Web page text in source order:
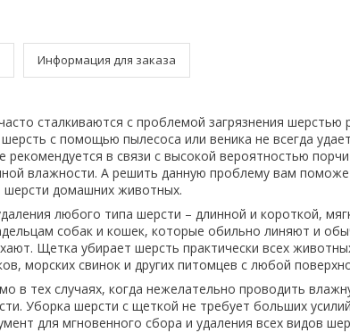
Информация для заказа
сталкиваются с проблемой загрязнения шерстью
с помощью пылесоса или веника не всегда
рекомендуется в связи с высокой вероятностью порчи
влажности. А решить данную проблему вам
шерсти домашних животных.
любого типа шерсти – длинной и короткой,
собак и кошек, которые обильно линяют и
Щетка убирает шерсть практически всех
морских свинок и других питомцев с любой
в тех случаях, когда нежелательно проводить
Уборка шерсти с щеткой не требует больших
для мгновенного сбора и удаления всех видов